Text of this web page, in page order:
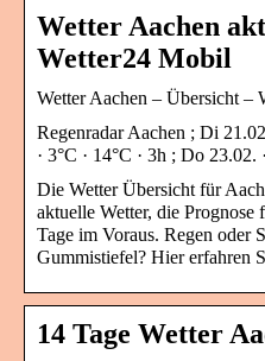
Wetter Aachen
Wetter24 Mobil
Wetter Aachen – Übersicht –
Regenradar Aachen ; Di
· 3°C · 14°C · 3h ; Do
Die Wetter Übersicht für
aktuelle Wetter, die Prognose
Tage im Voraus. Regen oder
Gummistiefel? Hier erfahren
14 Tage Wetter